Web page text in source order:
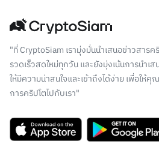
"ที่ CryptoSiam เรามุ่งมั่นนำเสนอข่าวสารค
รวดเร็วสดใหม่ทุกวัน และยังมุ่งเน้นการนำเ
ให้มีความน่าสนใจและเข้าถึงได้ง่าย เพื่อให้
การคริปโตไปกับเรา"